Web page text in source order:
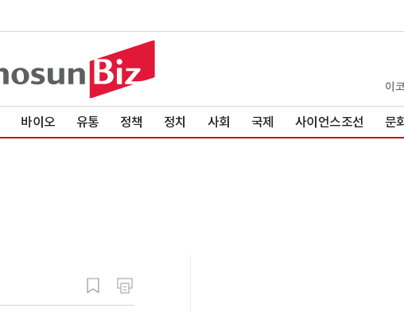
이
바이오 유통 정책 정치 사회 국제 사이언스조선 문